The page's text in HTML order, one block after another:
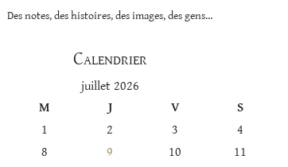
Des notes, des histoires, des images, des gens…
Calendrier
juillet 2026
M J V S
1
2 3 4
8 9 10 11